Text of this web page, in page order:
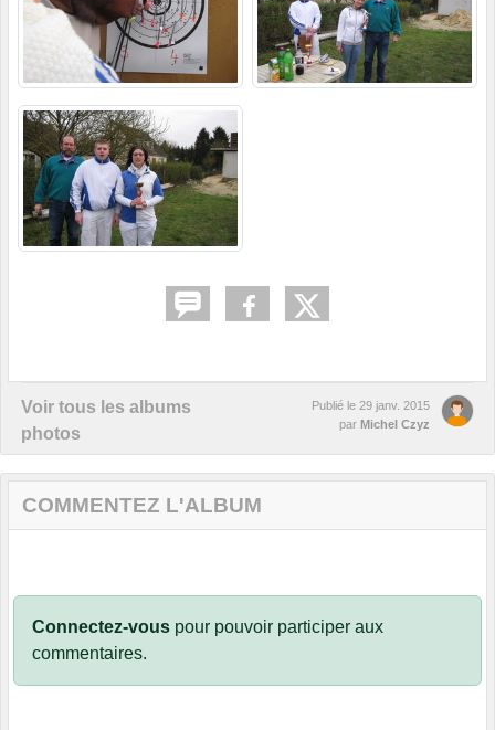
Voir tous les albums
photos
Publié le 29 janv. 2015
par Michel Czyz
COMMENTEZ L'ALBUM
Connectez-vous pour pouvoir participer aux
commentaires.